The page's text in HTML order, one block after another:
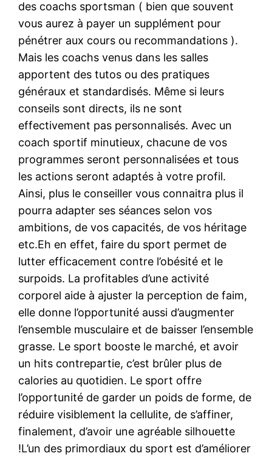
des coachs sportsman ( bien que souvent
vous aurez à payer un supplément pour
pénétrer aux cours ou recommandations ).
Mais les coachs venus dans les salles
apportent des tutos ou des pratiques
généraux et standardisés. Même si leurs
conseils sont directs, ils ne sont
effectivement pas personnalisés. Avec un
coach sportif minutieux, chacune de vos
programmes seront personnalisées et tous
les actions seront adaptés à votre profil.
Ainsi, plus le conseiller vous connaitra plus il
pourra adapter ses séances selon vos
ambitions, de vos capacités, de vos héritage
etc.Eh en effet, faire du sport permet de
lutter efficacement contre l’obésité et le
surpoids. La profitables d’une activité
corporel aide à ajuster la perception de faim,
elle donne l’opportunité aussi d’augmenter
l’ensemble musculaire et de baisser l’ensemble
grasse. Le sport booste le marché, et avoir
un hits contrepartie, c’est brûler plus de
calories au quotidien. Le sport offre
l’opportunité de garder un poids de forme, de
réduire visiblement la cellulite, de s’affiner,
finalement, d’avoir une agréable silhouette
!L’un des primordiaux du sport est d’améliorer